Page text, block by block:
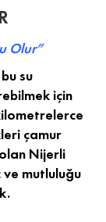
Olur”
su
için
çamur
Nijerli
mutluluğu